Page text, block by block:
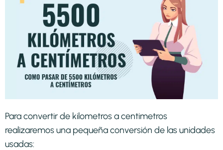
Para convertir de kilometros a centimetros
realizaremos una pequeña conversión de las unidades
usadas: